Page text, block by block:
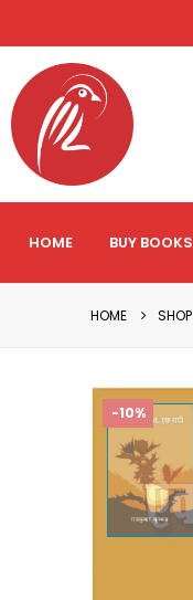
HOME BUY BOOKS
HOME SHOP
-10%